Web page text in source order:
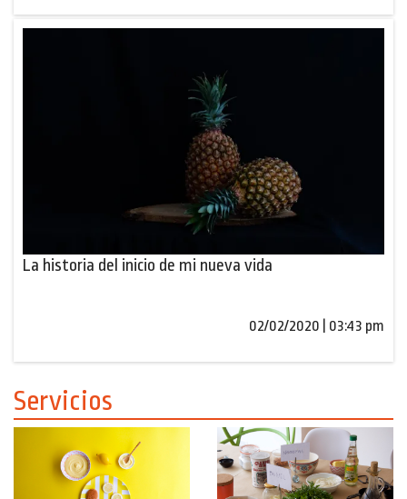
La historia del inicio de mi nueva vida
02/02/2020 | 03:43 pm
Servicios